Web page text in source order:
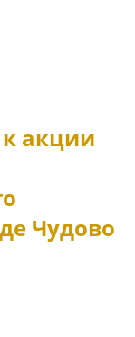
акции
Чудово